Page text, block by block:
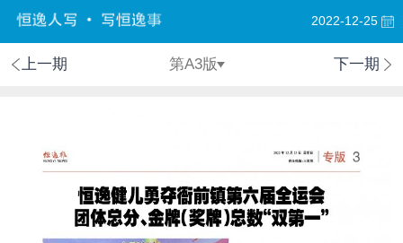
2022-12-25
上一期 第A3版 下一期